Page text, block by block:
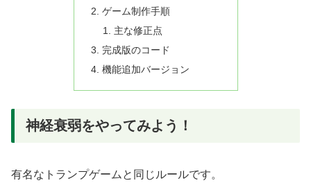
ゲーム制作手順
主な修正点
完成版のコード
機能追加バージョン
神経衰弱をやってみよう！
有名なトランプゲームと同じルールです。